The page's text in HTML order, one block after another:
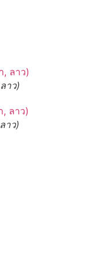
าว)
าว)